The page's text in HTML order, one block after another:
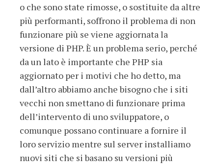
o che sono state rimosse, o sostituite da altre
più performanti, soffrono il problema di non
funzionare più se viene aggiornata la
versione di PHP. È un problema serio, perché
da un lato è importante che PHP sia
aggiornato per i motivi che ho detto, ma
dall’altro abbiamo anche bisogno che i siti
vecchi non smettano di funzionare prima
dell’intervento di uno sviluppatore, o
comunque possano continuare a fornire il
loro servizio mentre sul server installiamo
nuovi siti che si basano su versioni più